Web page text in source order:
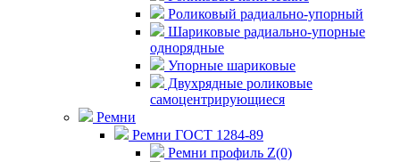
Роликовый радиально-упорный
Шариковые радиально-упорные
однорядные
Упорные шариковые
Двухрядные роликовые
самоцентрирующиеся
Ремни
Ремни ГОСТ 1284-89
Ремни профиль Z(0)